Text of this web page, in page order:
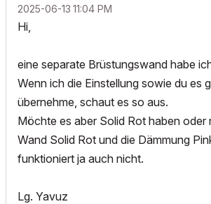
‎2025-06-13 11:04 PM
Hi,
eine separate Brüstungswand habe
Wenn ich die Einstellung sowie du es
übernehme, schaut es so aus.
Möchte es aber Solid Rot haben oder
Wand Solid Rot und die Dämmung
funktioniert ja auch nicht.
Lg. Yavuz